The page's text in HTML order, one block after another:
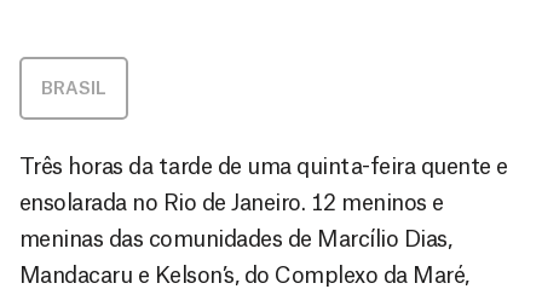
BRASIL
Três horas da tarde de uma quinta-feira quente e
ensolarada no Rio de Janeiro. 12 meninos e
meninas das comunidades de Marcílio Dias,
Mandacaru e Kelson’s, do Complexo da Maré,